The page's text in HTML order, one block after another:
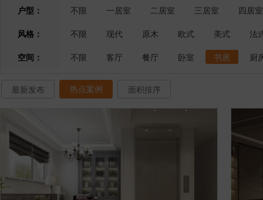
户型： 不限 一居室 二居室 三居室
四居室
风格：
不限 现代 原木 欧式 美式
法
空间：
不限 客厅 餐厅 卧室 书房 厨
最新发布 热点案例 面积排序